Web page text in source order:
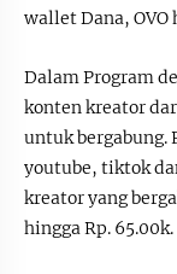
wallet Dana, OVO
Dalam Program
konten kreator
untuk
youtube, tiktok
kreator yang
hingga Rp. 65.00k.